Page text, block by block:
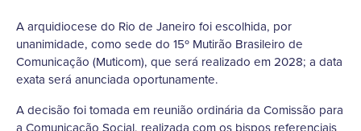
A arquidiocese do Rio de Janeiro foi escolhida, por
unanimidade, como sede do 15º Mutirão Brasileiro de
Comunicação (Muticom), que será realizado em 2028; a data
exata será anunciada oportunamente.
A decisão foi tomada em reunião ordinária da Comissão para